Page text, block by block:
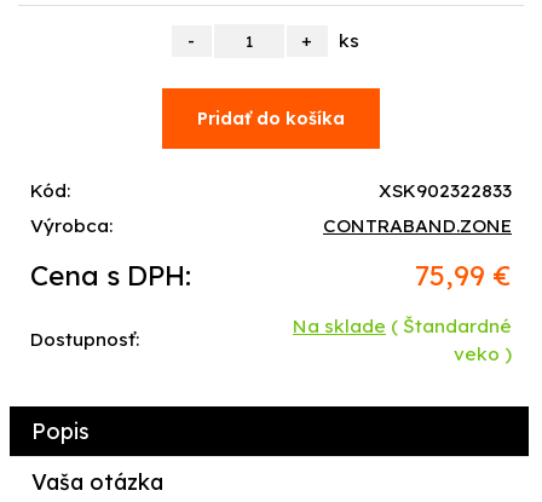
ks
Kód:
XSK902322833
Výrobca:
CONTRABAND.ZONE
Cena s DPH: 75,99 €
Dostupnosť:
Na sklade ( Štandardné
veko )
Popis
Vaša otázka